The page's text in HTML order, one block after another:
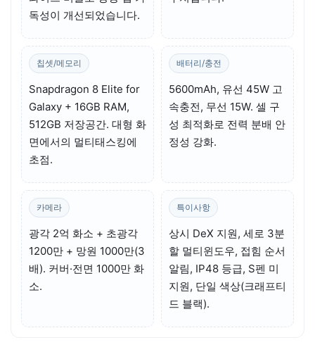
독성이 개선되었습니다.
칩셋/메모리
Snapdragon 8 Elite for
Galaxy + 16GB RAM,
512GB 저장공간. 대형 화
면에서의 멀티태스킹에
초점.
배터리/충전
5600mAh, 유선 45W 고
속충전, 무선 15W. 셀 구
성 최적화로 전력 분배 안
정성 강화.
카메라
광각 2억 화소 + 초광각
1200만 + 망원 1000만(3
배). 커버·전면 1000만 화
소.
특이사항
상시 DeX 지원, 세로 3분
할 멀티윈도우, 접힘 순서
알림, IP48 등급, S펜 미
지원, 단일 색상(크래프티
드 블랙).